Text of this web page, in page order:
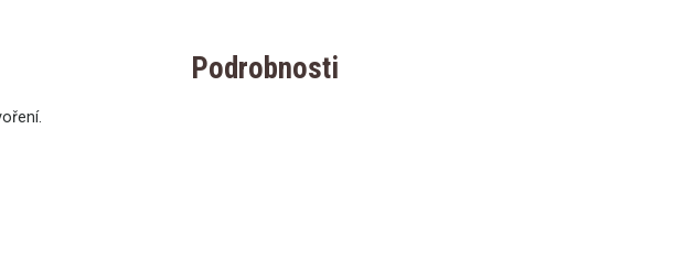
Podrobnosti